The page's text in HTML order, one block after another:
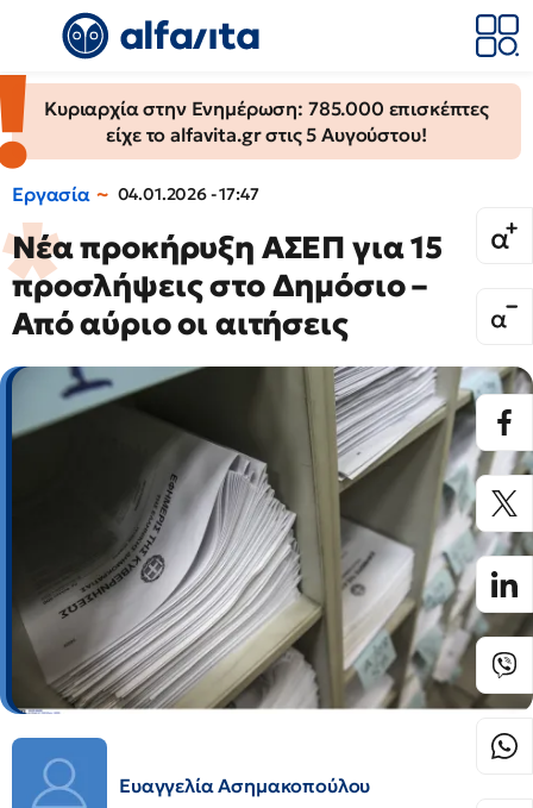
Κυριαρχία στην Ενημέρωση: 785.000 επισκέπτες
είχε το alfavita.gr στις 5 Αυγούστου!
Εργασία 04.01.2026 - 17:47
Νέα προκήρυξη ΑΣΕΠ για 15
προσλήψεις στο Δημόσιο –
Από αύριο οι αιτήσεις
Ευαγγελία Ασημακοπούλου